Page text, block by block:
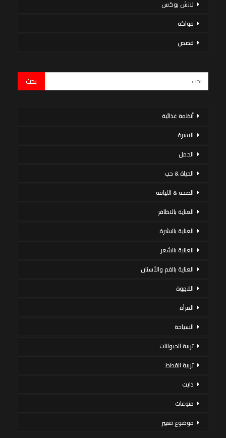
لانش بوكس
فواكه
قصص
أنظمة غذائية
الاسرة
الحمل
الحياة & حب
الصحة & اللياقة
العناية بالاظافر
العناية بالبشرة
العناية بالشعر
العناية بالفم والأسنان
القهوة
المرأة
السياحة
تربية الحيوانات
تربية القطط
دايت
منوعات
موضوع تعبير